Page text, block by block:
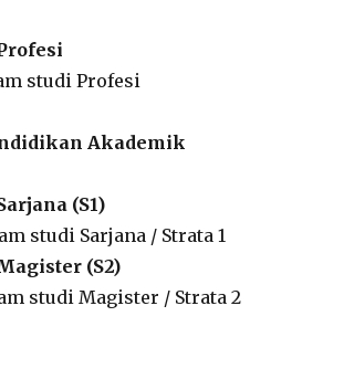
studi Profesi
Akademik
(S1)
studi Sarjana / Strata 1
(S2)
studi Magister / Strata 2